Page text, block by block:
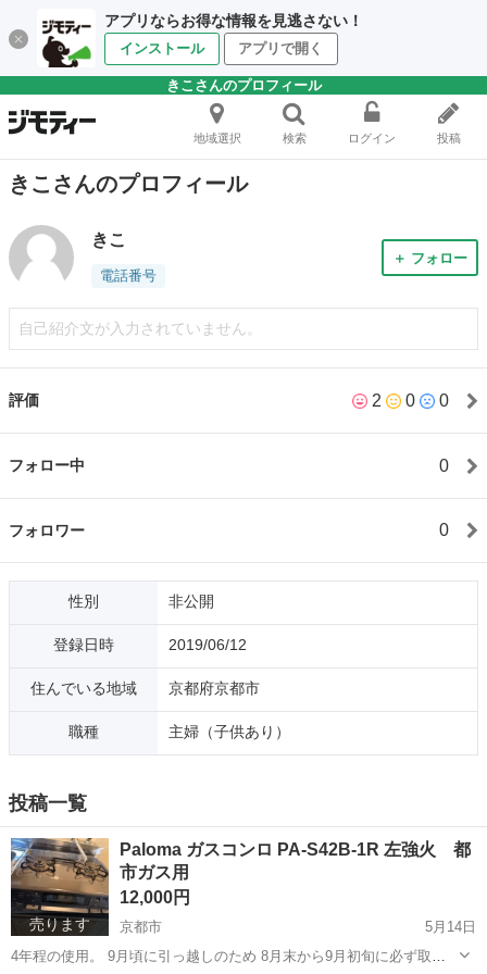
アプリならお得な情報を見逃さない！
インストール アプリで開く
きこさんのプロフィール
地域選択 検索 ログイン 投稿
きこさんのプロフィール
きこ
電話番号
＋ フォロー
自己紹介文が入力されていません。
評価 2 0 0
フォロー中 0
フォロワー 0
性別 非公開
登録日時 2019/06/12
住んでいる地域 京都府京都市
職種 主婦（子供あり）
投稿一覧
売ります
Paloma ガスコンロ PA-S42B-1R 左強火 都
市ガス用
12,000円
京都市
5月14日
4年程の使用。 9月頃に引っ越しのため 8月末から9月初旬に必ず取り